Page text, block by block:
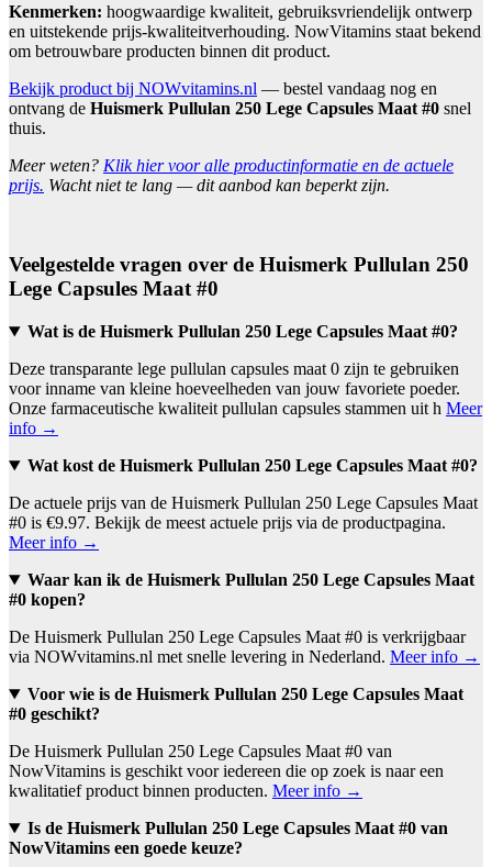
Kenmerken: hoogwaardige kwaliteit, gebruiksvriendelijk ontwerp
en uitstekende prijs-kwaliteitverhouding. NowVitamins staat bekend
om betrouwbare producten binnen dit product.
Bekijk product bij NOWvitamins.nl — bestel vandaag nog en
ontvang de Huismerk Pullulan 250 Lege Capsules Maat #0 snel
thuis.
Meer weten? Klik hier voor alle productinformatie en de actuele
prijs. Wacht niet te lang — dit aanbod kan beperkt zijn.
Veelgestelde vragen over de Huismerk Pullulan 250
Lege Capsules Maat #0
Wat is de Huismerk Pullulan 250 Lege Capsules Maat #0?
Deze transparante lege pullulan capsules maat 0 zijn te gebruiken
voor inname van kleine hoeveelheden van jouw favoriete poeder.
Onze farmaceutische kwaliteit pullulan capsules stammen uit h Meer
info →
Wat kost de Huismerk Pullulan 250 Lege Capsules Maat #0?
De actuele prijs van de Huismerk Pullulan 250 Lege Capsules Maat
#0 is €9.97. Bekijk de meest actuele prijs via de productpagina.
Meer info →
Waar kan ik de Huismerk Pullulan 250 Lege Capsules Maat
#0 kopen?
De Huismerk Pullulan 250 Lege Capsules Maat #0 is verkrijgbaar
via NOWvitamins.nl met snelle levering in Nederland. Meer info →
Voor wie is de Huismerk Pullulan 250 Lege Capsules Maat
#0 geschikt?
De Huismerk Pullulan 250 Lege Capsules Maat #0 van
NowVitamins is geschikt voor iedereen die op zoek is naar een
kwalitatief product binnen producten. Meer info →
Is de Huismerk Pullulan 250 Lege Capsules Maat #0 van
NowVitamins een goede keuze?